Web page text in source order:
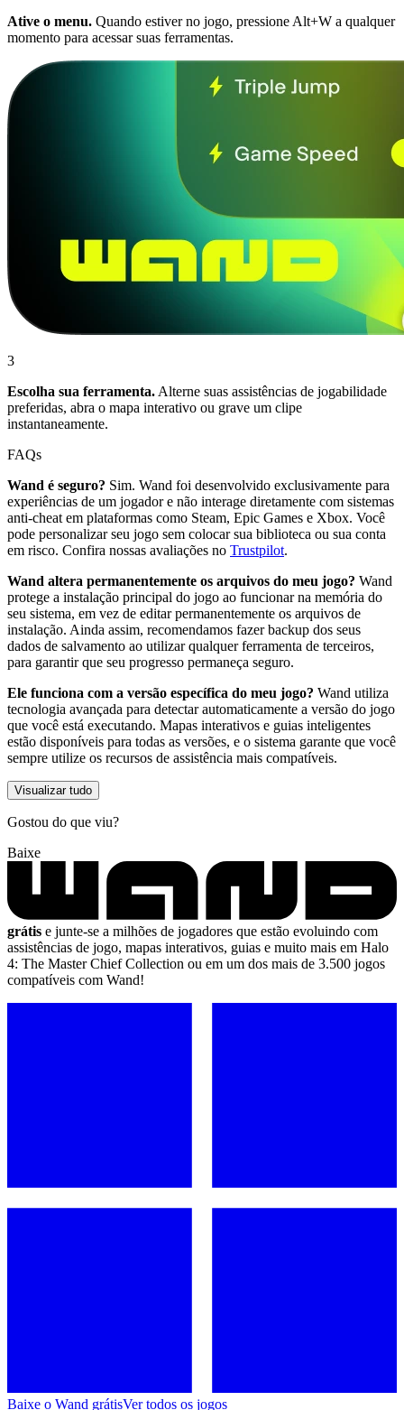
Ative o menu. Quando estiver no jogo, pressione Alt+W a qualquer
momento para acessar suas ferramentas.
3
Escolha sua ferramenta. Alterne suas assistências de jogabilidade
preferidas, abra o mapa interativo ou grave um clipe
instantaneamente.
FAQs
Wand é seguro? Sim. Wand foi desenvolvido exclusivamente para
experiências de um jogador e não interage diretamente com sistemas
anti-cheat em plataformas como Steam, Epic Games e Xbox. Você
pode personalizar seu jogo sem colocar sua biblioteca ou sua conta
em risco. Confira nossas avaliações no Trustpilot.
Wand altera permanentemente os arquivos do meu jogo? Wand
protege a instalação principal do jogo ao funcionar na memória do
seu sistema, em vez de editar permanentemente os arquivos de
instalação. Ainda assim, recomendamos fazer backup dos seus
dados de salvamento ao utilizar qualquer ferramenta de terceiros,
para garantir que seu progresso permaneça seguro.
Ele funciona com a versão específica do meu jogo? Wand utiliza
tecnologia avançada para detectar automaticamente a versão do jogo
que você está executando. Mapas interativos e guias inteligentes
estão disponíveis para todas as versões, e o sistema garante que você
sempre utilize os recursos de assistência mais compatíveis.
Visualizar tudo
Gostou do que viu?
Baixe
grátis e junte-se a milhões de jogadores que estão evoluindo com
assistências de jogo, mapas interativos, guias e muito mais em Halo
4: The Master Chief Collection ou em um dos mais de 3.500 jogos
compatíveis com Wand!
Baixe o Wand grátisVer todos os jogos